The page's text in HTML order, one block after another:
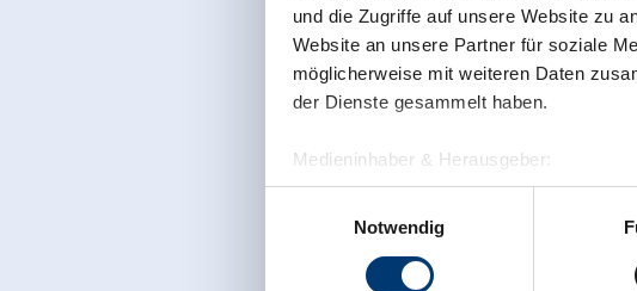
und die Zugriffe auf unsere Website zu
Website an unsere Partner für soziale
möglicherweise mit weiteren Daten
der Dienste gesammelt haben.
Medieninhaber & Herausgeber:
Zeller Bergbahnen Zillertal GmbH &
Rohr 23// A-6280 Zell am Ziller
www.zillertalarena.com
Notwendig